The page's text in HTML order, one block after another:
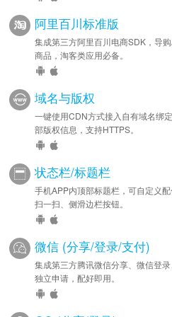
阿里百川标准版
集成第三方阿里百川电商SDK，导
商品，淘客类应用必备。
域名与版权
一键使用CDN方式接入自有域名绑
部版权信息，支持HTTPS。
状态栏/标题栏
手机APP内顶部标题栏，可自定义
扫一扫、侧滑边栏按钮。
微信 (分享/登录/支付)
集成第三方腾讯微信分享、微信登
独立申请，配好即用。